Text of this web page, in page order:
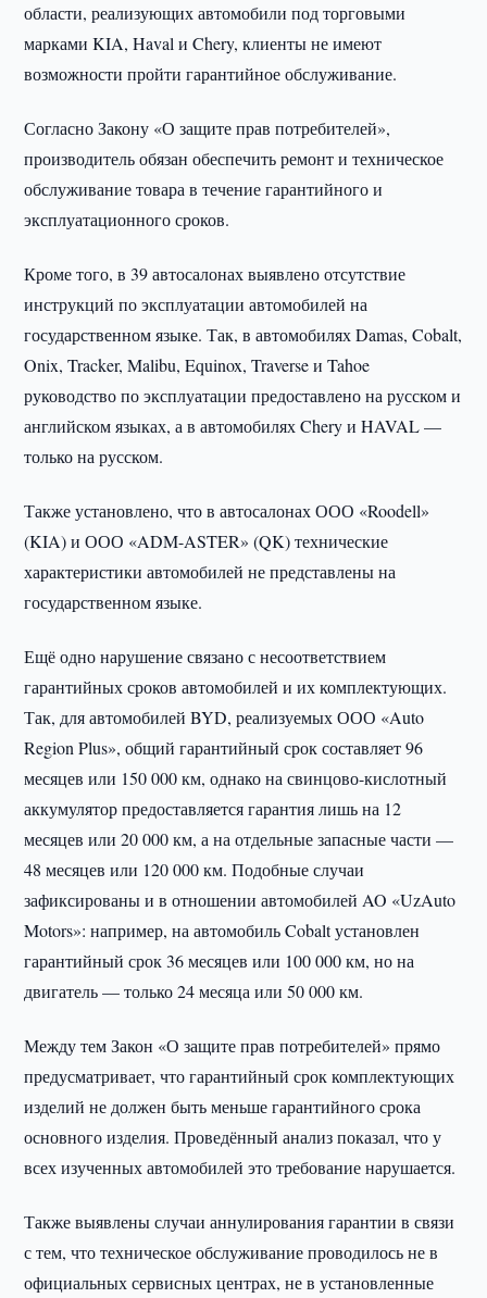
области, реализующих автомобили под торговыми
марками KIA, Haval и Chery, клиенты не имеют
возможности пройти гарантийное обслуживание.
Согласно Закону «О защите прав потребителей»,
производитель обязан обеспечить ремонт и техническое
обслуживание товара в течение гарантийного и
эксплуатационного сроков.
Кроме того, в 39 автосалонах выявлено отсутствие
инструкций по эксплуатации автомобилей на
государственном языке. Так, в автомобилях Damas, Cobalt,
Onix, Tracker, Malibu, Equinox, Traverse и Tahoe
руководство по эксплуатации предоставлено на русском и
английском языках, а в автомобилях Chery и HAVAL —
только на русском.
Также установлено, что в автосалонах ООО «Roodell»
(KIA) и ООО «ADM-ASTER» (QK) технические
характеристики автомобилей не представлены на
государственном языке.
Ещё одно нарушение связано с несоответствием
гарантийных сроков автомобилей и их комплектующих.
Так, для автомобилей BYD, реализуемых ООО «Auto
Region Plus», общий гарантийный срок составляет 96
месяцев или 150 000 км, однако на свинцово-кислотный
аккумулятор предоставляется гарантия лишь на 12
месяцев или 20 000 км, а на отдельные запасные части —
48 месяцев или 120 000 км. Подобные случаи
зафиксированы и в отношении автомобилей AO «UzAuto
Motors»: например, на автомобиль Cobalt установлен
гарантийный срок 36 месяцев или 100 000 км, но на
двигатель — только 24 месяца или 50 000 км.
Между тем Закон «О защите прав потребителей» прямо
предусматривает, что гарантийный срок комплектующих
изделий не должен быть меньше гарантийного срока
основного изделия. Проведённый анализ показал, что у
всех изученных автомобилей это требование нарушается.
Также выявлены случаи аннулирования гарантии в связи
с тем, что техническое обслуживание проводилось не в
официальных сервисных центрах, не в установленные